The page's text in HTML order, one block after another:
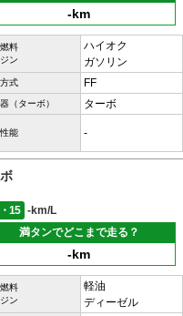
-km
料
ン
ハイオク
ガソリン
式 FF
（ターボ） ターボ
能 -
15
-km/L
満タンでどこまで走る？
-km
料
ン
軽油
ディーゼル